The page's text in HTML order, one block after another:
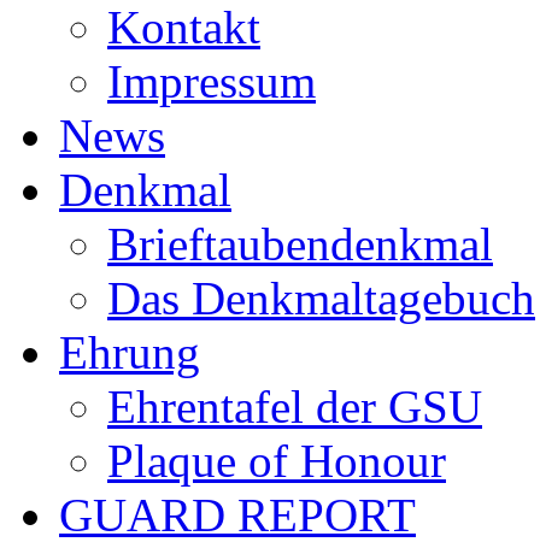
Kontakt
Impressum
News
Denkmal
Brieftaubendenkmal
Das Denkmaltagebuch
Ehrung
Ehrentafel der GSU
Plaque of Honour
GUARD REPORT